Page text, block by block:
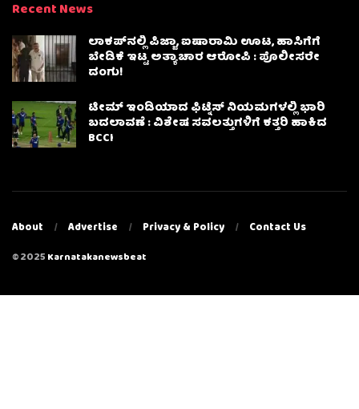
Recent News
ಲಾಕಪ್‌ನಲ್ಲಿ ಪಿಜ್ಜಾ, ಐಷಾರಾಮಿ ಊಟ, ಹಾಸಿಗೆಗೆ
ಬೇಡಿಕೆ ಇಟ್ಟ ಅತ್ಯಾಚಾರ ಆರೋಪಿ : ಪೊಲೀಸರೇ
ದಂಗು!
ಟೀಮ್ ಇಂಡಿಯಾದ ಫಿಟ್ನೆಸ್ ನಿಯಮಗಳಲ್ಲಿ ಭಾರಿ
ಬದಲಾವಣೆ : ವಿಶೇಷ ಸವಲತ್ತುಗಳಿಗೆ ಕತ್ತರಿ ಹಾಕಿದ
BCCI
About Advertise Privacy & Policy Contact Us
© 2025Karnatakanewsbeat